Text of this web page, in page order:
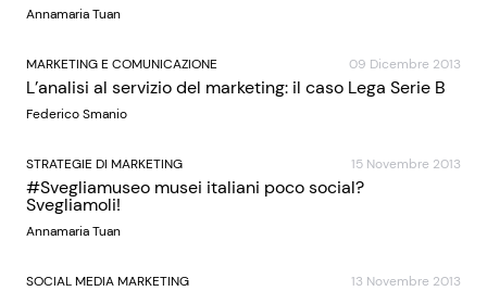
Annamaria Tuan
MARKETING E COMUNICAZIONE 09 Dicembre 2013
L’analisi al servizio del marketing: il caso Lega Serie B
Federico Smanio
STRATEGIE DI MARKETING 15 Novembre 2013
#Svegliamuseo musei italiani poco social?
Svegliamoli!
Annamaria Tuan
SOCIAL MEDIA MARKETING 13 Novembre 2013